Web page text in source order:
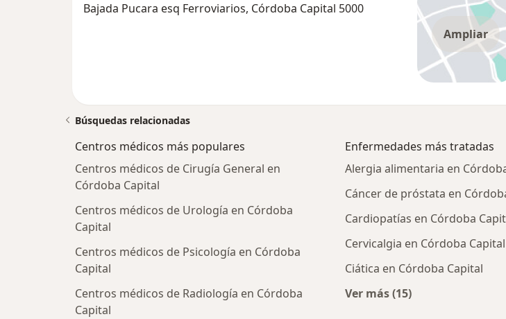
Ampliar
Bajada Pucara esq Ferroviarios, Córdoba Capital 5000
Búsquedas relacionadas
Centros médicos más populares
Centros médicos de Cirugía General en
Córdoba Capital
Centros médicos de Urología en Córdoba
Capital
Centros médicos de Psicología en Córdoba
Capital
Centros médicos de Radiología en Córdoba
Capital
Enfermedades más tratadas
Alergia alimentaria en
Cáncer de próstata en
Cardiopatías en Córdoba
Cervicalgia en Córdoba Capital
Ciática en Córdoba Capital
Ver más (15)
Más en esta